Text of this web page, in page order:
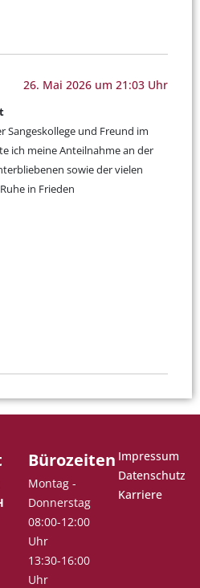
26. Mai 2026 um 21:03 Uhr
Sangeskollege und Freund im
ich meine Anteilnahme an der
sowie der vielen
in Frieden
Bürozeiten
Montag -
Donnerstag
08:00-12:00
Uhr
13:30-16:00
Uhr
Impressum
Datenschutz
Karriere